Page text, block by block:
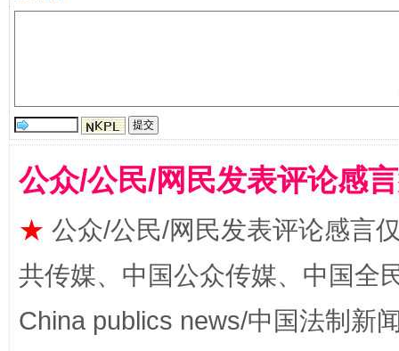
全民健身五年计划来了！等你上场
公众/公民/网民发表评论感
★ 公众/公民/网民发表评论感言
共传媒、中国公众传媒、中国全
China publics news/中国法制新